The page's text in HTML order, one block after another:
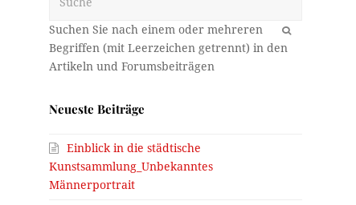
OK
Neueste Beiträge
Einblick in die städtische
Kunstsammlung_Unbekanntes
Männerportrait